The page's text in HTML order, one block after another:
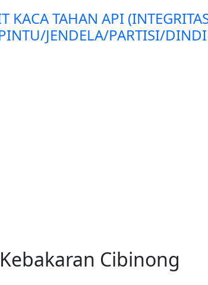
KACA TAHAN API
JENDELA/PARTISI/
Cibinong